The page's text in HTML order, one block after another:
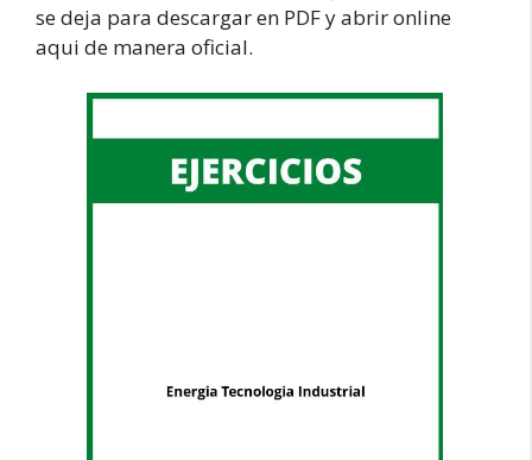
se deja para descargar en PDF y abrir online
aqui de manera oficial.